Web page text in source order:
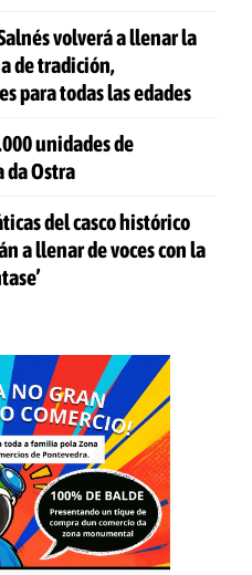
volverá a llenar la
de tradición,
para todas las edades
unidades de
da Ostra
del casco histórico
a llenar de voces con la